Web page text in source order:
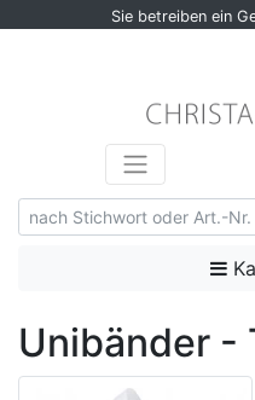
Sie betreiben ein
Unibänder -